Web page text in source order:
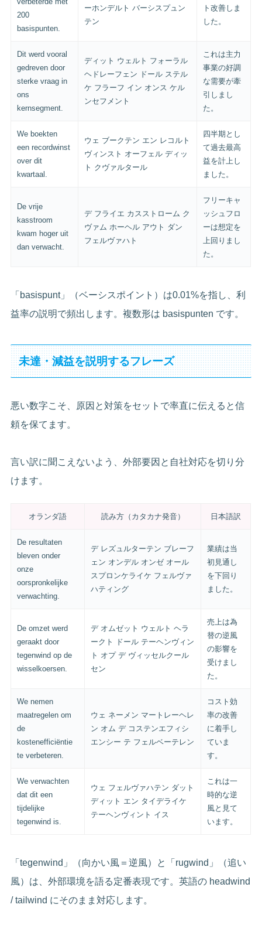
200
basispunten.
ーホンデルト バーシスプュン
テン
ト改善しま
した。
Dit werd vooral
gedreven door
sterke vraag in
ons
kernsegment.
ディット ウェルト フォーラル
ヘドレーフェン ドール ステル
ケ フラーフ イン オンス ケル
ンセフメント
これは主力
事業の好調
な需要が牽
引しまし
た。
We boekten
een recordwinst
over dit
kwartaal.
ウェ ブークテン エン レコルト
ヴィンスト オーフェル ディッ
ト クヴァルタール
四半期とし
て過去最高
益を計上し
ました。
De vrije
kasstroom
kwam hoger uit
dan verwacht.
デ フライエ カスストローム ク
ヴァム ホーヘル アウト ダン
フェルヴァハト
フリーキャ
ッシュフロ
ーは想定を
上回りまし
た。
「basispunt」（ベーシスポイント）は0.01%を指し、利
益率の説明で頻出します。複数形は basispunten です。
未達・減益を説明するフレーズ
悪い数字こそ、原因と対策をセットで率直に伝えると信
頼を保てます。
言い訳に聞こえないよう、外部要因と自社対応を切り分
けます。
オランダ語 読み方（カタカナ発音） 日本語訳
De resultaten
bleven onder
onze
oorspronkelijke
verwachting.
デ レズュルターテン ブレーフ
ェン オンデル オンゼ オール
スプロンケライケ フェルヴァ
ハティング
業績は当
初見通し
を下回り
ました。
De omzet werd
geraakt door
tegenwind op de
wisselkoersen.
デ オムゼット ウェルト ヘラ
ークト ドール テーヘンヴィン
ト オプ デ ヴィッセルクール
セン
売上は為
替の逆風
の影響を
受けまし
た。
We nemen
maatregelen om
de
kostenefficiëntie
te verbeteren.
ウェ ネーメン マートレーヘレ
ン オム デ コステンエフィシ
エンシー テ フェルベーテレン
コスト効
率の改善
に着手し
ていま
す。
We verwachten
dat dit een
tijdelijke
tegenwind is.
ウェ フェルヴァハテン ダット
ディット エン タイデライケ
テーヘンヴィント イス
これは一
時的な逆
風と見て
います。
「tegenwind」（向かい風＝逆風）と「rugwind」（追い
風）は、外部環境を語る定番表現です。英語の headwind
/ tailwind にそのまま対応します。